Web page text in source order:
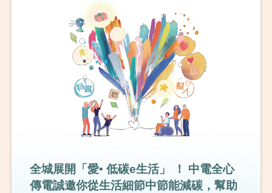
全城展開「愛• 低碳e生活」 ！ 中電全心
傳電誠邀你從生活細節中節能減碳，幫助